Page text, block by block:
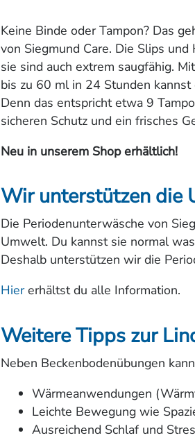
Keine Binde oder Tampon? Das
von Siegmund Care. Die Slips
sie sind auch extrem saugfähig.
bis zu 60 ml in 24 Stunden
Denn das entspricht etwa 9
sicheren Schutz und ein frisches
Neu in unserem Shop erhältlich!
Wir unterstützen die
Die Periodenunterwäsche von
Umwelt. Du kannst sie normal
Deshalb unterstützen wir die
Hiererhältst du alle Information.
Weitere Tipps zur
Neben Beckenbodenübungen
Wärmeanwendungen
Leichte Bewegung wie
Ausreichend Schlaf und